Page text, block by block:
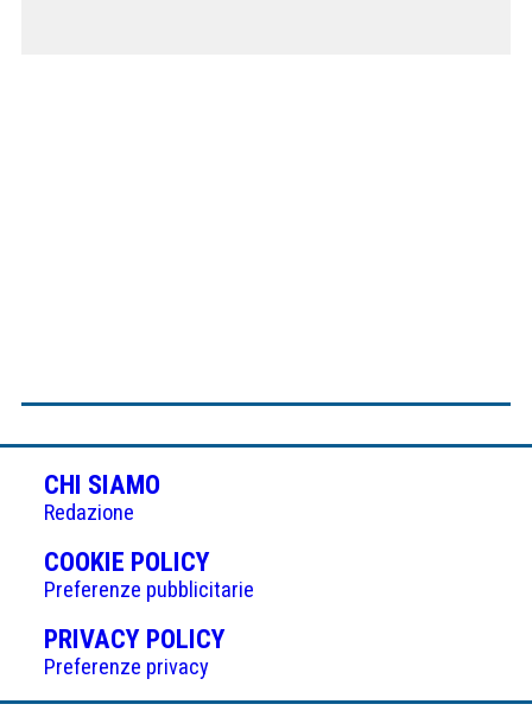
CHI SIAMO
Redazione
COOKIE POLICY(APRE
IN
UNA
NUOVA
Preferenze pubblicitarie
PRIVACY POLICY(APRE
UNA
Preferenze privacy